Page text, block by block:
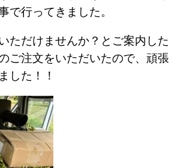
で行ってきました。
ただけませんか？とご案内した
ご注文をいただいたので、頑張
した！！